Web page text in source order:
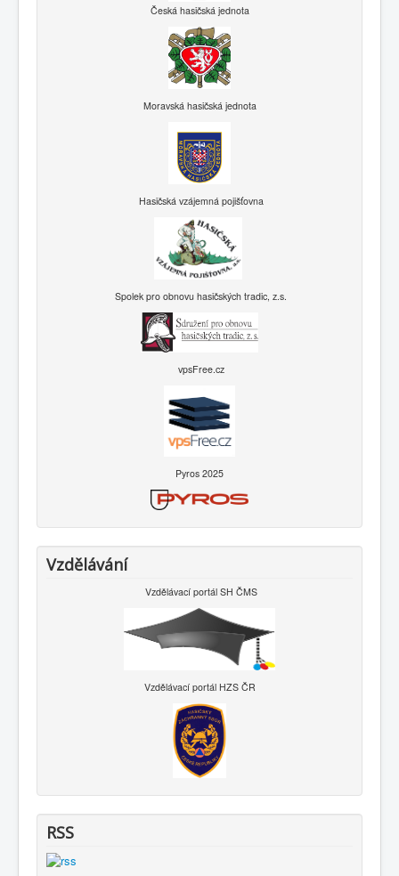
Česká hasičská jednota
Moravská hasičská jednota
Hasičská vzájemná pojišťovna
Spolek pro obnovu hasičských tradic, z.s.
vpsFree.cz
Pyros 2025
Vzdělávání
Vzdělávací portál SH ČMS
Vzdělávací portál HZS ČR
RSS